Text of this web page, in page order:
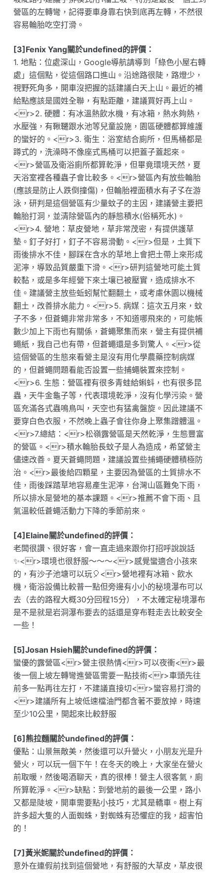
營區的左轉彎，記得要車身靠右快到底再左轉，不然很
容易輪胎吃空打滑。
[3]Fenix Yang關於undefined的評價：
1. 地點：位處深山，Google導航請導到「綠色小屋右轉
處」這個點，從這個路口進山。沿途路很陡，路燈少，
視野死角多，開車沒把握的話建議白天上山。最近的補
給點應該是國姓全聯，有點距離，建議買好再上山。
<r>2. 硬體：有冰溫熱飲水機，有冰箱，熱水夠熱，
水壓強，有鞦韆跟水池等兒童設施，園區硬體都算維護
的蠻好的。<r>3. 衛生：浴室結合廁所，但馬桶都是
蹲式的，洗澡時不像座式馬桶可以把蓋子蓋起來。
<r>營區及衛浴廁所都算乾淨，但畢竟環境天然，夏
天浴室裡各種蟲子會比較多。<r>營區內有放些輪胎
(應該是防止人跌倒撞傷)，但輪胎裡面積水有孑孓在游
泳，研判是這個營區有少量蚊子的主因，建議營主要把
輪胎打洞，並清除營區內的靜態積水(俗稱死水)。
<r>4. 營地：草皮營地，草非常茂密，有提供護草
墊。釘子好打，釘子不容易滑動。<r>但是，土質下
雨後排水不佳，腳踩在含水的草地上會把土帶上來形成
泥濘，導致品質嚴重下滑。<r>研判這營地可能土質
較黏，或是多年經營下來土壤已被壓實，造成排水不
佳。建議營主放些蚯蚓幫忙翻翻土，或考慮休園以機械
翻土，改善排水能力。<r>5. 病媒：這次五月來，蚊
子不多，但蒼蠅非常非常多，不知道哪飛來的，可能帳
數少加上下雨也有關係，蒼蠅聚集而來，營主有提供補
蠅紙，我自己也有帶，但蒼蠅還是多到驚人。<r>從
這個營區的生態來看營主是沒有用化學農藥控制病媒
的，但蒼蠅問題看能否設置一些捕蠅裝置來控制。
<r>6. 生態：營區裡有很多青蛙給蝌蚪，也有很多昆
蟲，天牛金龜子等，代表環境乾淨，沒有化學污染。營
區充滿各式蟲鳴鳥叫，天空也有猛禽盤旋。因此建議不
要穿白色衣服，不然晚上蟲子會往你身上聚集蹭體溫。
<r>7.總結：<r>松嶺露營區是天然乾淨，生態豐富
的營區。<r>積水輪胎長蚊子是人為造成，希望營主
儘速改善。夏天蒼蠅問題，建議設置些捕蠅硬體積極防
治。<r>最後給四顆星，主要因為營區的土質排水不
佳，雨後踩踏草地容易產生泥濘，台灣山區難免下雨，
所以排水是營地的基本課題。<r>推薦不會下雨、且
氣溫較低蒼蠅活動力下降的季節前來。
[4]Elaine關於undefined的評價：
老闆很讚、很好客，會一直走過來跟你打招呼說說話
✨<r>環境也很舒服～～～<r>感覺蠻適合小孩來
的，有沙子池塘可以玩🎈<r>營地裡有冰箱、飲水
機，衛浴設備比較普一點但旁邊有小小的秘境瀑布可以
去（去的路程大概30分回程15分），不太確定秘境瀑布
是不是就是岩洞瀑布要去的話還是穿布鞋走去比較安全
一些！
[5]Josan Hsieh關於undefined的評價：
蠻優的露營區<r>營主很熱情<r>可以夜衝<r>最
後一個上坡左轉彎進營區需要一點技術<r>車頭先往
前多一點再往左打，不建議直接切<r>蠻容易打滑的
<r>建議所有上坡低速檔油門都含著不要放掉，時速
至少10公里，開起來比較舒服
[6]熊拉麵關於undefined的評價：
優點：山景無敵美，然後還可以升營火，小朋友光是升
營火，可以玩一個下午！在冬天的晚上，大家坐在營火
前取暖，然後喝酒聊天，真的很棒！營主人很客氣，廁
所算乾淨。<r>缺點：到營地前的最後一公里，路小
又都是陡坡，開車需要點小技巧，尤其是轎車。樹上有
許多超大隻的人面蜘蛛，對蜘蛛有恐懼症的我，超害怕
的！
[7]黃米妮關於undefined的評價：
意外在連假前找到這個營地，有舒服的大草皮，草皮很